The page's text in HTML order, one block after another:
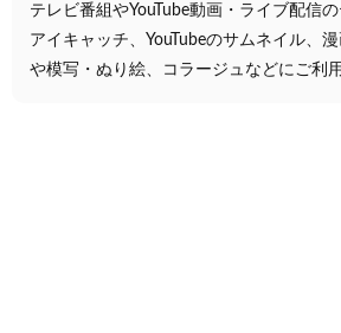
テレビ番組やYouTube動画・ライブ配信
アイキャッチ、YouTubeのサムネイル、
や模写・ぬり絵、コラージュなどにご利